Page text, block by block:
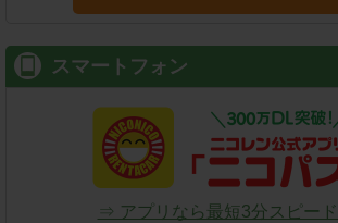
スマートフォン
⇒ アプリなら最短3分スピード